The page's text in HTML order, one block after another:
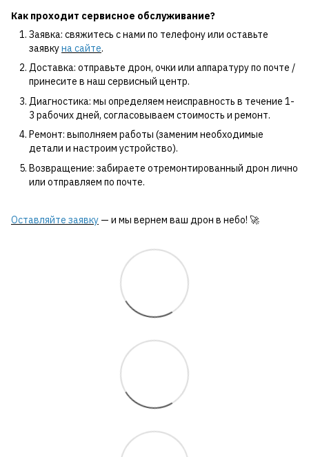
Как проходит сервисное обслуживание?
Заявка: свяжитесь с нами по телефону или оставьте
заявкуна сайте.
Доставка: отправьте дрон, очки или аппаратуру по почте /
принесите в наш сервисный центр.
Диагностика: мы определяем неисправность в течение 1-
3 рабочих дней, согласовываем стоимость и ремонт.
Ремонт: выполняем работы (заменим необходимые
детали и настроим устройство).
Возвращение: забираете отремонтированный дрон лично
или отправляем по почте.
Оставляйте заявку — и мы вернем ваш дрон в небо! 🚀